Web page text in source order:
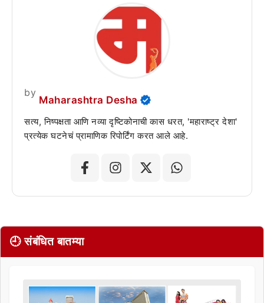
by
Maharashtra Desha
सत्य, निष्पक्षता आणि नव्या दृष्टिकोनाची कास धरत, 'महाराष्ट्र देशा'
प्रत्येक घटनेचं प्रामाणिक रिपोर्टिंग करत आले आहे.
🕘 संबंधित बातम्या